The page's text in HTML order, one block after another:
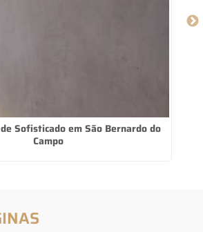
Sofisticado em São Bernardo do
Campo